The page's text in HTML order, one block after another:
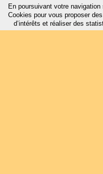
En poursuivant votre
Cookies pour vous proposer
d’intérêts et réaliser des